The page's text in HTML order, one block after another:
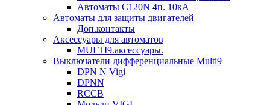
Автоматы С120N 4п. 10кА
Автоматы для защиты двигателей
Доп.контакты
Аксессуары для автоматов
MULTI9.аксессуары.
Выключатели дифференциальные Multi9
DPN N Vigi
DPNN
RCCB